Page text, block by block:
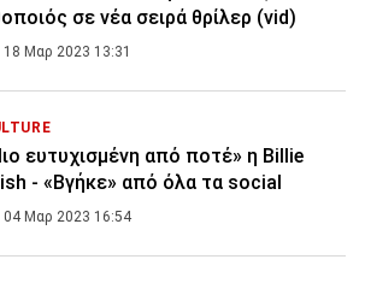
σε νέα σειρά θρίλερ (vid)
18 Μαρ 2023 13:31
ευτυχισμένη από ποτέ» η Billie
- «Βγήκε» από όλα τα social
04 Μαρ 2023 16:54